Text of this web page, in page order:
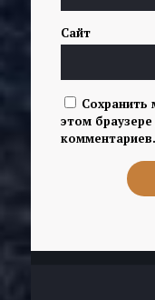
Сайт
Сохранить
этом
комментариев.